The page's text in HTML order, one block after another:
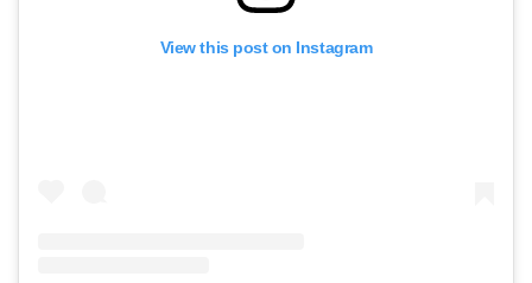
View this post on Instagram